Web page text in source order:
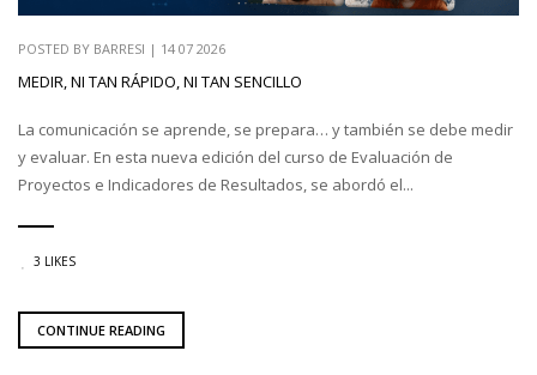
POSTED BY BARRESI | 14 07 2026
MEDIR, NI TAN RÁPIDO, NI TAN SENCILLO
La comunicación se aprende, se prepara… y también se debe medir
y evaluar. En esta nueva edición del curso de Evaluación de
Proyectos e Indicadores de Resultados, se abordó el...
3 LIKES
CONTINUE READING